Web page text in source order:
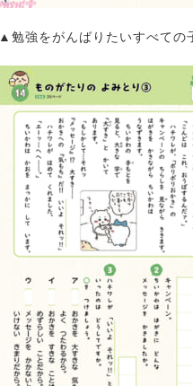
▲勉強をがんばりたいすべての